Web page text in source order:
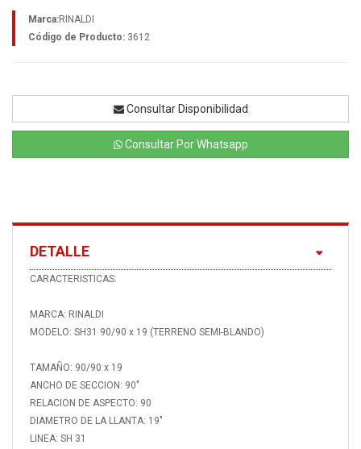
Marca:RINALDI
Código de Producto: 3612
Consultar Disponibilidad
Consultar Por Whatsapp
DETALLE
CARACTERISTICAS:
MARCA: RINALDI
MODELO: SH31 90/90 x 19 (TERRENO SEMI-BLANDO)
TAMAÑO: 90/90 x 19
ANCHO DE SECCION: 90"
RELACION DE ASPECTO: 90
DIAMETRO DE LA LLANTA: 19"
LINEA: SH 31